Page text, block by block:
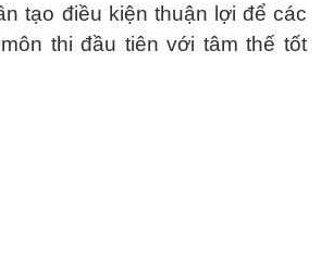
tạo điều kiện thuận lợi để các
thi đầu tiên với tâm thế tốt